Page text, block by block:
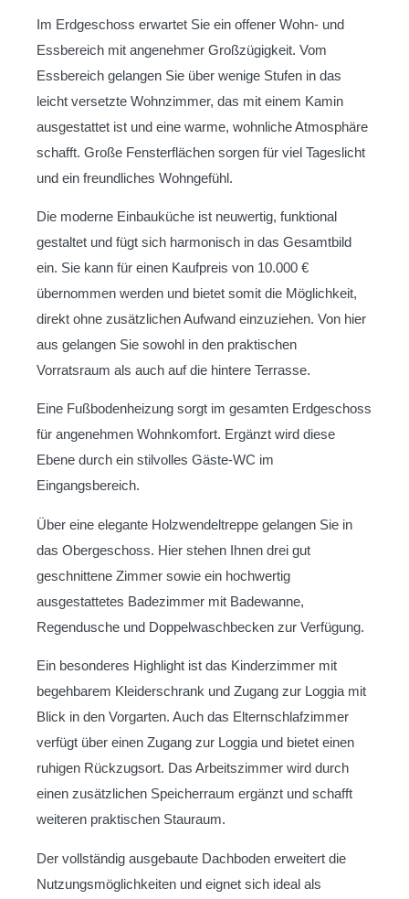
Im Erdgeschoss erwartet Sie ein offener Wohn- und
Essbereich mit angenehmer Großzügigkeit. Vom
Essbereich gelangen Sie über wenige Stufen in das
leicht versetzte Wohnzimmer, das mit einem Kamin
ausgestattet ist und eine warme, wohnliche Atmosphäre
schafft. Große Fensterflächen sorgen für viel Tageslicht
und ein freundliches Wohngefühl.
Die moderne Einbauküche ist neuwertig, funktional
gestaltet und fügt sich harmonisch in das Gesamtbild
ein. Sie kann für einen Kaufpreis von 10.000 €
übernommen werden und bietet somit die Möglichkeit,
direkt ohne zusätzlichen Aufwand einzuziehen. Von hier
aus gelangen Sie sowohl in den praktischen
Vorratsraum als auch auf die hintere Terrasse.
Eine Fußbodenheizung sorgt im gesamten Erdgeschoss
für angenehmen Wohnkomfort. Ergänzt wird diese
Ebene durch ein stilvolles Gäste-WC im
Eingangsbereich.
Über eine elegante Holzwendeltreppe gelangen Sie in
das Obergeschoss. Hier stehen Ihnen drei gut
geschnittene Zimmer sowie ein hochwertig
ausgestattetes Badezimmer mit Badewanne,
Regendusche und Doppelwaschbecken zur Verfügung.
Ein besonderes Highlight ist das Kinderzimmer mit
begehbarem Kleiderschrank und Zugang zur Loggia mit
Blick in den Vorgarten. Auch das Elternschlafzimmer
verfügt über einen Zugang zur Loggia und bietet einen
ruhigen Rückzugsort. Das Arbeitszimmer wird durch
einen zusätzlichen Speicherraum ergänzt und schafft
weiteren praktischen Stauraum.
Der vollständig ausgebaute Dachboden erweitert die
Nutzungsmöglichkeiten und eignet sich ideal als